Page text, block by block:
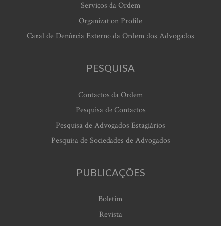
Serviços da Ordem
Organization Profile
Canal de Denúncia Externo da Ordem dos Advogados
PESQUISA
Contactos da Ordem
Pesquisa de Contactos
Pesquisa de Advogados Estagiários
Pesquisa de Sociedades de Advogados
PUBLICAÇÕES
Boletim
Revista